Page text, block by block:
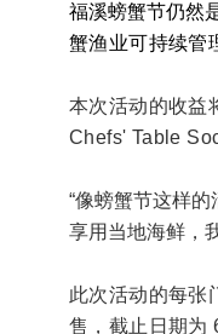
福溪螃蟹节仍然
蟹渔业可持续管
本次活动的收益
Chefs' Table
“像螃蟹节这样
享用当地海鲜，
此次活动的每张
售，截止日期为